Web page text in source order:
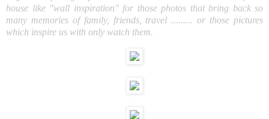
house like "wall inspiration" for those photos that bring back so
many memories of family, friends, travel ......... or those pictures
which inspire us with only watch them.